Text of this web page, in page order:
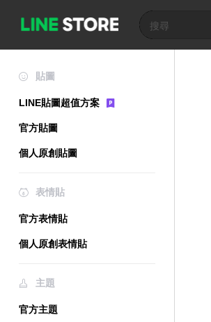
貼圖
LINE貼圖超值方案
官方貼圖
個人原創貼圖
表情貼
官方表情貼
個人原創表情貼
主題
官方主題